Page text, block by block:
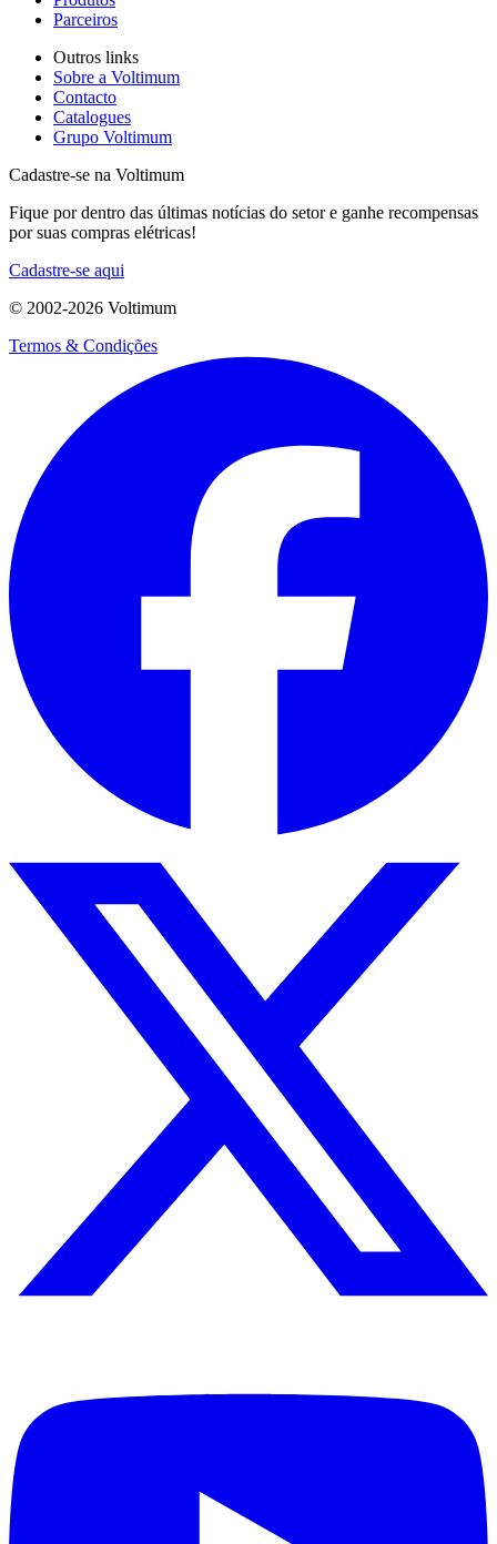
Parceiros
Outros links
Sobre a Voltimum
Contacto
Catalogues
Grupo Voltimum
Cadastre-se na Voltimum
Fique por dentro das últimas notícias do setor e ganhe recompensas
por suas compras elétricas!
Cadastre-se aqui
© 2002-2026 Voltimum
Termos & Condições